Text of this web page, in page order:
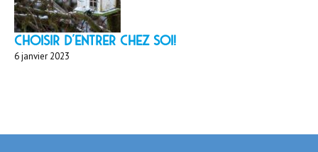
Choisir d'entrer chez soi!
6 janvier 2023